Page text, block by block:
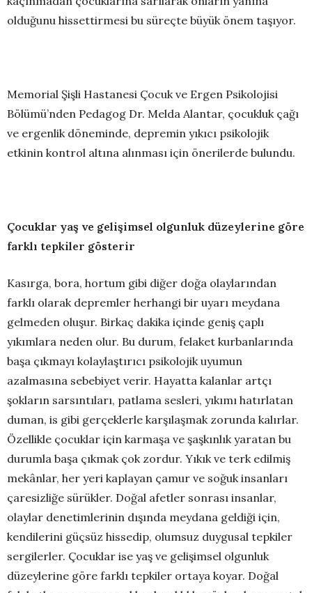
olduğunu hissettirmesi bu süreçte büyük önem taşıyor.
Memorial Şişli Hastanesi Çocuk ve Ergen Psikolojisi
Bölümü’nden Pedagog Dr. Melda Alantar, çocukluk çağı
ve ergenlik döneminde, depremin yıkıcı psikolojik
etkinin kontrol altına alınması için önerilerde bulundu.
Çocuklar yaş ve gelişimsel olgunluk düzeylerine göre
farklı tepkiler gösterir
Kasırga, bora, hortum gibi diğer doğa olaylarından
farklı olarak depremler herhangi bir uyarı meydana
gelmeden oluşur. Birkaç dakika içinde geniş çaplı
yıkımlara neden olur. Bu durum, felaket kurbanlarında
başa çıkmayı kolaylaştırıcı psikolojik uyumun
azalmasına sebebiyet verir. Hayatta kalanlar artçı
şokların sarsıntıları, patlama sesleri, yıkımı hatırlatan
duman, is gibi gerçeklerle karşılaşmak zorunda kalırlar.
Özellikle çocuklar için karmaşa ve şaşkınlık yaratan bu
durumla başa çıkmak çok zordur. Yıkık ve terk edilmiş
mekânlar, her yeri kaplayan çamur ve soğuk insanları
çaresizliğe sürükler. Doğal afetler sonrası insanlar,
olaylar denetimlerinin dışında meydana geldiği için,
kendilerini güçsüz hissedip, olumsuz duygusal tepkiler
sergilerler. Çocuklar ise yaş ve gelişimsel olgunluk
düzeylerine göre farklı tepkiler ortaya koyar. Doğal